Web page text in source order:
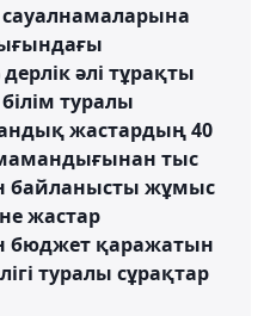
әлі тұрақты
туралы
жастардың 40
тыс
байланысты жұмыс
жастар
бюджет қаражатын
туралы сұрақтар